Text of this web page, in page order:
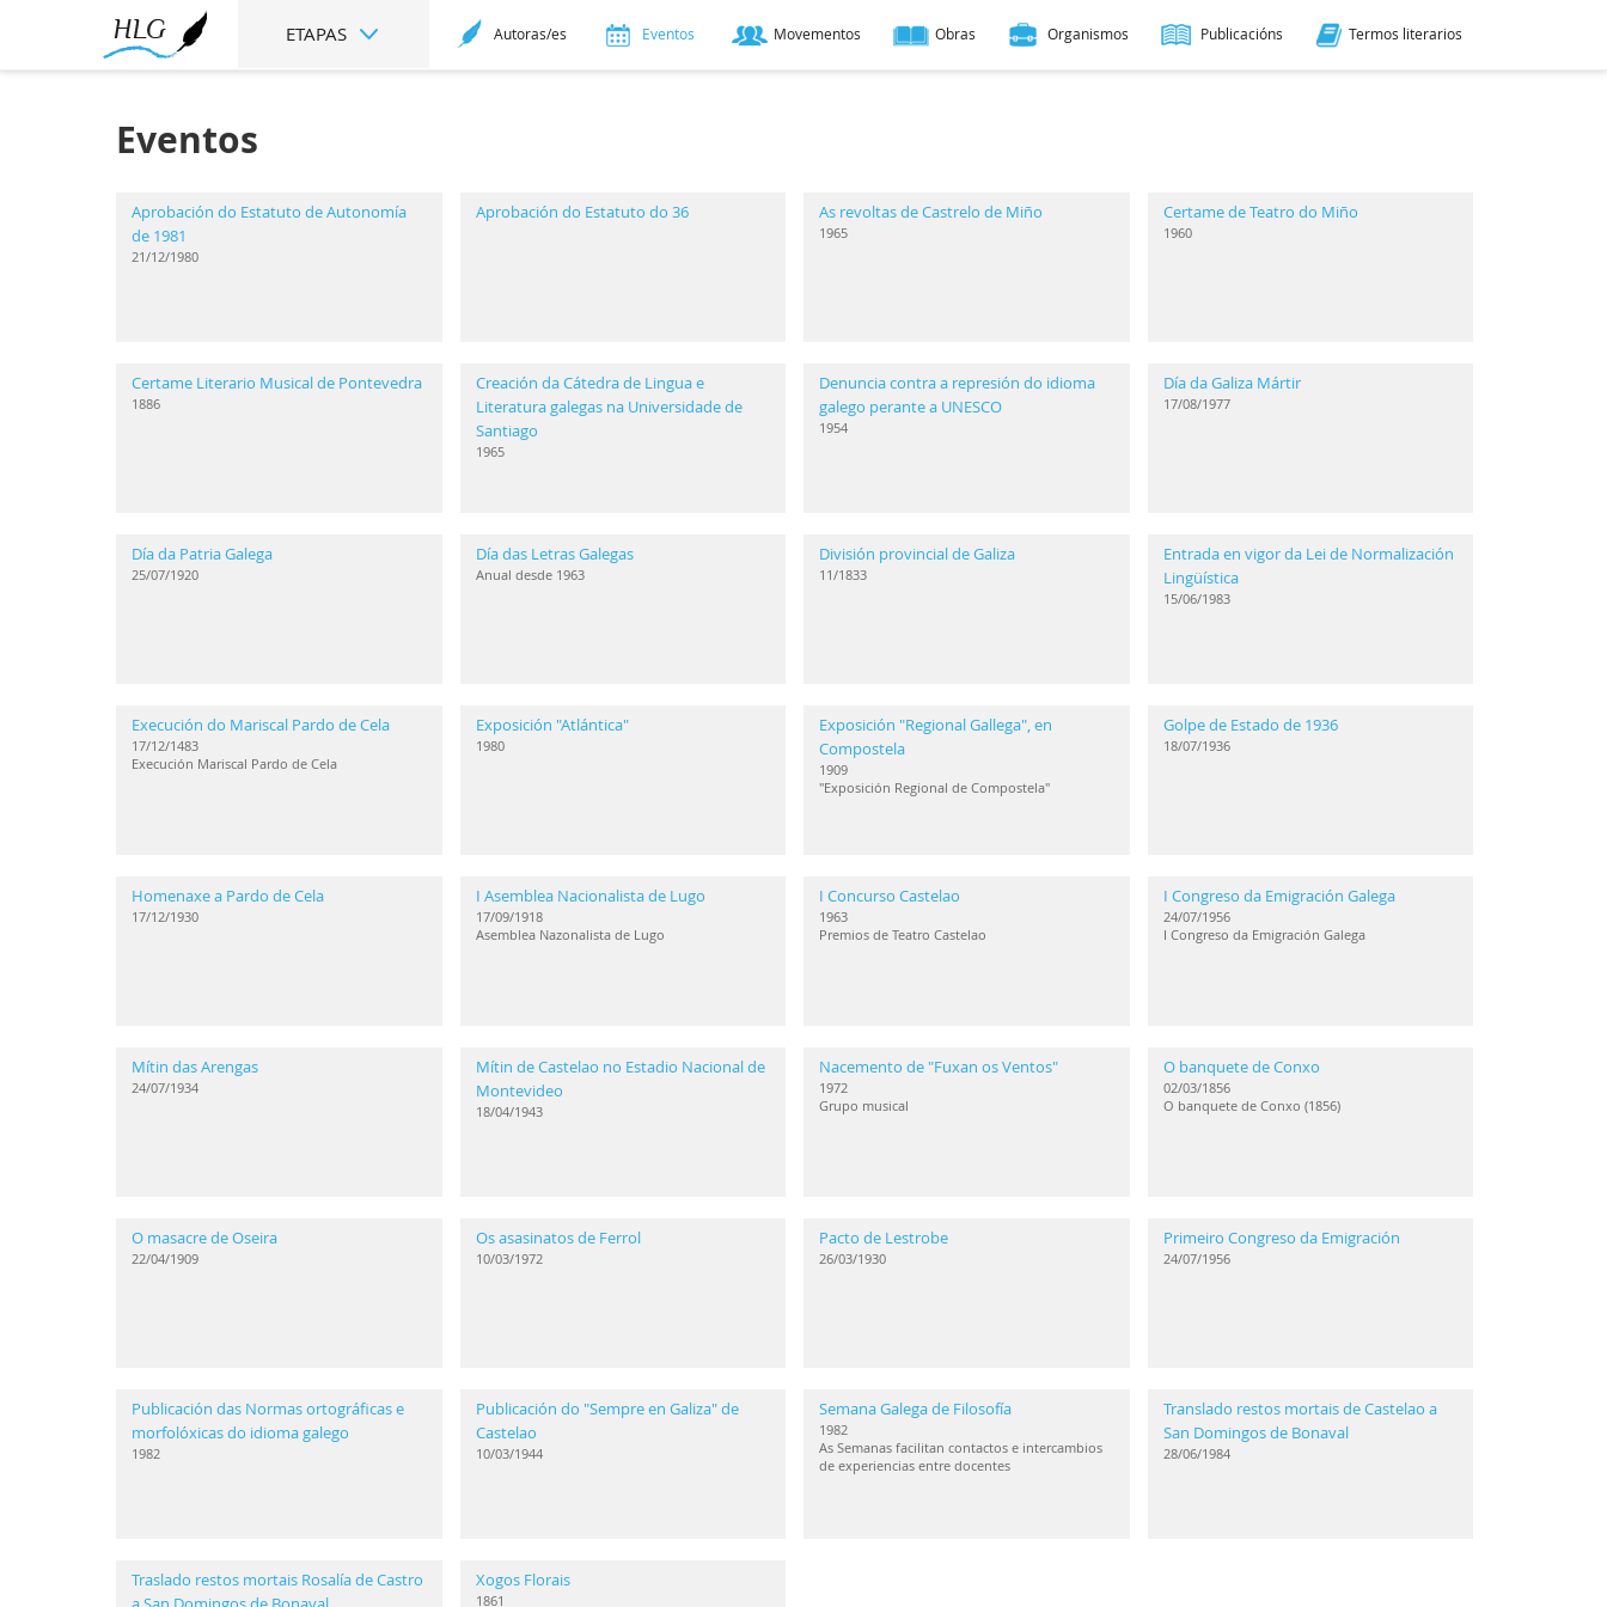
ETAPAS Autoras/es Eventos Movementos Obras Organismos Publicacións Termos literarios
Eventos
Aprobación do Estatuto de Autonomía
de 1981
21/12/1980
Aprobación do Estatuto do 36 As revoltas de Castrelo de Miño
1965
Certame de Teatro do Miño
1960
Certame Literario Musical de Pontevedra
1886
Creación da Cátedra de Lingua e
Literatura galegas na Universidade de
Santiago
1965
Denuncia contra a represión do idioma
galego perante a UNESCO
1954
Día da Galiza Mártir
17/08/1977
Día da Patria Galega
25/07/1920
Día das Letras Galegas
Anual desde 1963
División provincial de Galiza
11/1833
Entrada en vigor da Lei de Normalización
Lingüística
15/06/1983
Execución do Mariscal Pardo de Cela
17/12/1483
Execución Mariscal Pardo de Cela
Exposición "Atlántica"
1980
Exposición "Regional Gallega", en
Compostela
1909
"Exposición Regional de Compostela"
Golpe de Estado de 1936
18/07/1936
Homenaxe a Pardo de Cela
17/12/1930
I Asemblea Nacionalista de Lugo
17/09/1918
Asemblea Nazonalista de Lugo
I Concurso Castelao
1963
Premios de Teatro Castelao
I Congreso da Emigración Galega
24/07/1956
I Congreso da Emigración Galega
Mítin das Arengas
24/07/1934
Mítin de Castelao no Estadio Nacional de
Montevideo
18/04/1943
Nacemento de "Fuxan os Ventos"
1972
Grupo musical
O banquete de Conxo
02/03/1856
O banquete de Conxo (1856)
O masacre de Oseira
22/04/1909
Os asasinatos de Ferrol
10/03/1972
Pacto de Lestrobe
26/03/1930
Primeiro Congreso da Emigración
24/07/1956
Publicación das Normas ortográficas e
morfolóxicas do idioma galego
1982
Publicación do "Sempre en Galiza" de
Castelao
10/03/1944
Semana Galega de Filosofía
1982
As Semanas facilitan contactos e intercambios
de experiencias entre docentes
Translado restos mortais de Castelao a
San Domingos de Bonaval
28/06/1984
Traslado restos mortais Rosalía de Castro
Xogos Florais
1861